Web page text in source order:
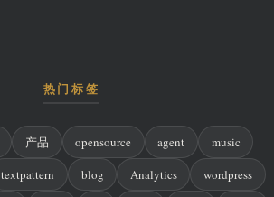
热门标签
产品 opensource agent music
textpattern blog Analytics wordpress